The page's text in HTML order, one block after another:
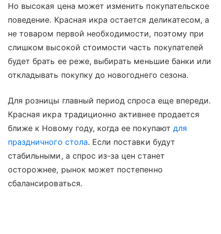
Но высокая цена может изменить покупательское
поведение. Красная икра остается деликатесом, а
не товаром первой необходимости, поэтому при
слишком высокой стоимости часть покупателей
будет брать ее реже, выбирать меньшие банки или
откладывать покупку до новогоднего сезона.
Для розницы главный период спроса еще впереди.
Красная икра традиционно активнее продается
ближе к Новому году, когда ее покупают для
праздничного стола. Если поставки будут
стабильными, а спрос из-за цен станет
осторожнее, рынок может постепенно
сбалансироваться.